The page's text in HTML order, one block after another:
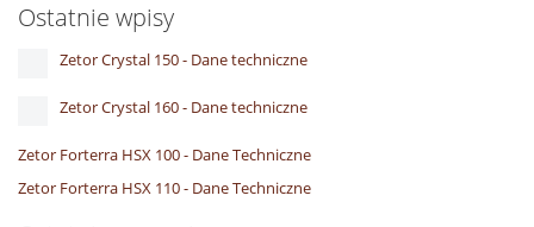
Ostatnie wpisy
Zetor Crystal 150 - Dane techniczne
Zetor Crystal 160 - Dane techniczne
Zetor Forterra HSX 100 - Dane Techniczne
Zetor Forterra HSX 110 - Dane Techniczne